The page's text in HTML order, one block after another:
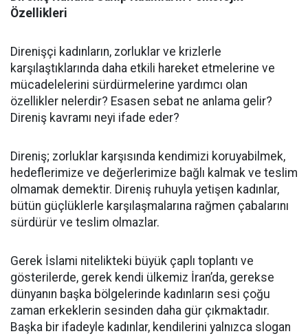
Özellikleri
Direnişçi kadınların, zorluklar ve krizlerle
karşılaştıklarında daha etkili hareket etmelerine ve
mücadelelerini sürdürmelerine yardımcı olan
özellikler nelerdir? Esasen sebat ne anlama gelir?
Direniş kavramı neyi ifade eder?
Direniş; zorluklar karşısında kendimizi koruyabilmek,
hedeflerimize ve değerlerimize bağlı kalmak ve teslim
olmamak demektir. Direniş ruhuyla yetişen kadınlar,
bütün güçlüklerle karşılaşmalarına rağmen çabalarını
sürdürür ve teslim olmazlar.
Gerek İslami nitelikteki büyük çaplı toplantı ve
gösterilerde, gerek kendi ülkemiz İran’da, gerekse
dünyanın başka bölgelerinde kadınların sesi çoğu
zaman erkeklerin sesinden daha gür çıkmaktadır.
Başka bir ifadeyle kadınlar, kendilerini yalnızca slogan